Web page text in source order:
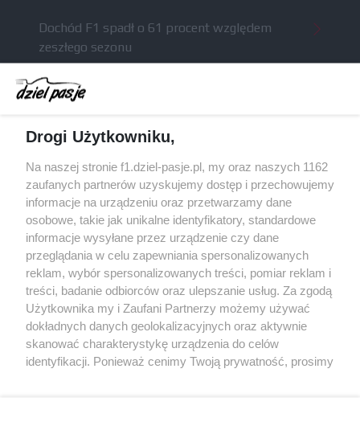
Dochód F1 spadł o 61 procent względem
zeszłego sezonu
Obecne silniki muszą polegać na uczących się
algorytmach?
silnikiem dopiero w styczniu
Audi planuje wprowadzić jeszcze cztery duże
pakiety poprawek w 2026 roku
Gasly dołączył do krytyki obecnych
samochodów F1
Polityka prywatności © 2004 - 2026 GPmedia
Kopiowanie treści bez
zgody autorów zabronione.
Serwis internetowy, z którego korzystasz, używa plików
cookies. Są to pliki instalowane w urządzeniach
końcowych osób korzystających z serwisu, w celu
administrowania serwisem, poprawy jakości
świadczonych usług w tym dostosowania treści serwisu
Drogi Użytkowniku,
Na naszej stronie f1.dziel-pasje.pl, my oraz naszych 1162
zaufanych partnerów uzyskujemy dostęp i przechowujemy
informacje na urządzeniu oraz przetwarzamy dane
osobowe, takie jak unikalne identyfikatory, standardowe
informacje wysyłane przez urządzenie czy dane
przeglądania w celu zapewniania spersonalizowanych
reklam, wybór spersonalizowanych treści, pomiar reklam i
treści, badanie odbiorców oraz ulepszanie usług. Za zgodą
Użytkownika my i Zaufani Partnerzy możemy używać
dokładnych danych geolokalizacyjnych oraz aktywnie
skanować charakterystykę urządzenia do celów
identyfikacji. Ponieważ cenimy Twoją prywatność, prosimy